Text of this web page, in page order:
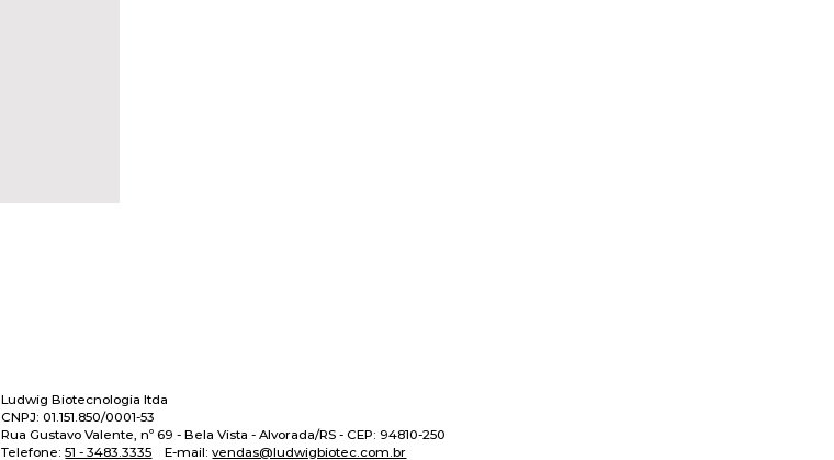
Ludwig Biotecnologia ltda
CNPJ: 01.151.850/0001-53
Rua Gustavo Valente, nº 69 - Bela Vista - Alvorada/RS - CEP: 94810-250
Telefone:51 - 3483.3335 E-mail:vendas@ludwigbiotec.com.br